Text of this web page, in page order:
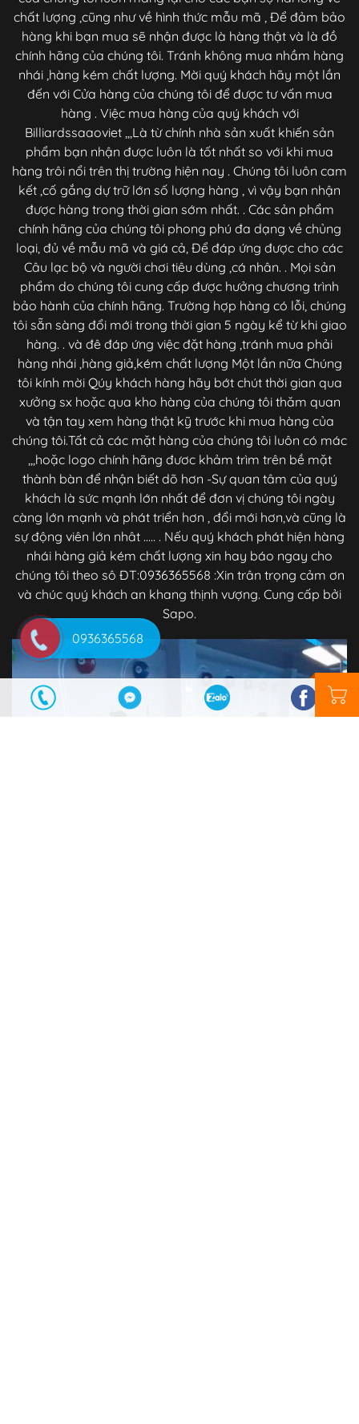
chất lượng ,cũng như về hình thức mẫu mã , Để đảm bảo
hàng khi bạn mua sẽ nhận được là hàng thật và là đồ
chính hãng của chúng tôi. Tránh không mua nhầm hàng
nhái ,hàng kém chất lượng. Mời quý khách hãy một lần
đến với Cửa hàng của chúng tôi để được tư vấn mua
hàng . Việc mua hàng của quý khách với
Billiardssaaoviet ,,,Là từ chính nhà sản xuất khiến sản
phẩm bạn nhận được luôn là tốt nhất so với khi mua
hàng trôi nổi trên thị trường hiện nay . Chúng tôi luôn cam
kết ,cố gắng dự trữ lớn số lượng hàng , vì vậy bạn nhận
được hàng trong thời gian sớm nhất. . Các sản phẩm
chính hãng của chúng tôi phong phú đa dạng về chủng
loại, đủ về mẫu mã và giá cả, Để đáp ứng được cho các
Câu lạc bộ và người chơi tiêu dùng ,cá nhân. . Mọi sản
phẩm do chúng tôi cung cấp được hưởng chương trình
bảo hành của chính hãng. Trường hợp hàng có lỗi, chúng
tôi sẵn sàng đổi mới trong thời gian 5 ngày kể từ khi giao
hàng. . và đê đáp ứng việc đặt hàng ,tránh mua phải
hàng nhái ,hàng giả,kém chất lượng Một lần nữa Chúng
tôi kính mời Qúy khách hàng hãy bớt chút thời gian qua
xưởng sx hoặc qua kho hàng của chúng tôi thăm quan
và tận tay xem hàng thật kỹ trước khi mua hàng của
chúng tôi.Tất cả các mặt hàng của chúng tôi luôn có mác
,,,hoặc logo chính hãng đươc khảm trìm trên bề mặt
thành bàn để nhận biết dõ hơn -Sự quan tâm của quý
khách là sức mạnh lớn nhất để đơn vị chúng tôi ngày
càng lớn mạnh và phát triển hơn , đổi mới hơn,và cũng là
sự động viên lớn nhât ..... . Nếu quý khách phát hiện hàng
nhái hàng giả kém chất lượng xin hay báo ngay cho
chúng tôi theo sô ĐT:0936365568 :Xin trân trọng cảm ơn
và chúc quý khách an khang thịnh vượng. Cung cấp bởi
Sapo.
0936365568